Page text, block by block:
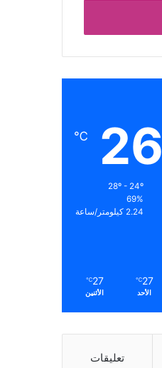
26
℃
28º - 24º
69%
2.24 كيلومتر/ساعة
27
℃
الأحد
27
℃
الأثنين
تعليقات